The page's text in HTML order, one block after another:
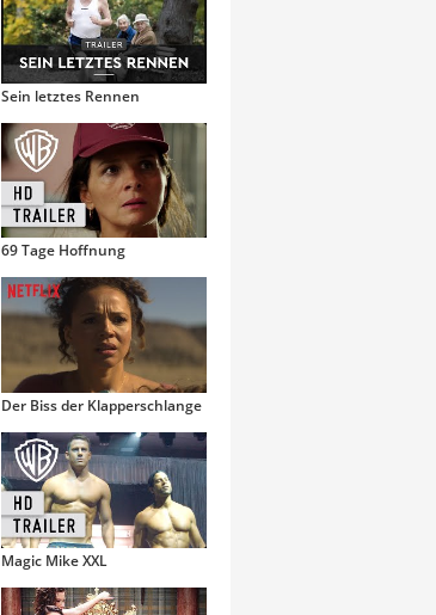
Sein letztes Rennen
69 Tage Hoffnung
Der Biss der Klapperschlange
Magic Mike XXL